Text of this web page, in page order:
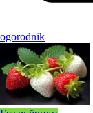
ogorodnik